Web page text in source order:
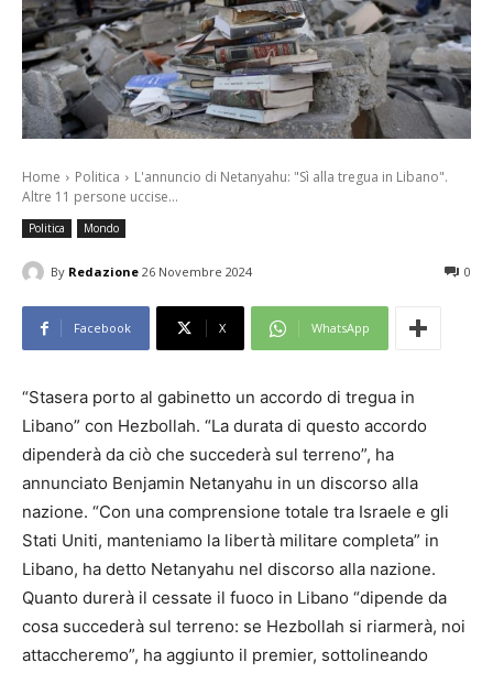
Home Politica
L'annuncio di Netanyahu: "Sì alla tregua in Libano".
Altre 11 persone uccise...
Politica Mondo
By Redazione 26 Novembre 2024 0
Facebook X WhatsApp
“Stasera porto al gabinetto un accordo di tregua in
Libano” con Hezbollah. “La durata di questo accordo
dipenderà da ciò che succederà sul terreno”, ha
annunciato Benjamin Netanyahu in un discorso alla
nazione. “Con una comprensione totale tra Israele e gli
Stati Uniti, manteniamo la libertà militare completa” in
Libano, ha detto Netanyahu nel discorso alla nazione.
Quanto durerà il cessate il fuoco in Libano “dipende da
cosa succederà sul terreno: se Hezbollah si riarmerà, noi
attaccheremo”, ha aggiunto il premier, sottolineando